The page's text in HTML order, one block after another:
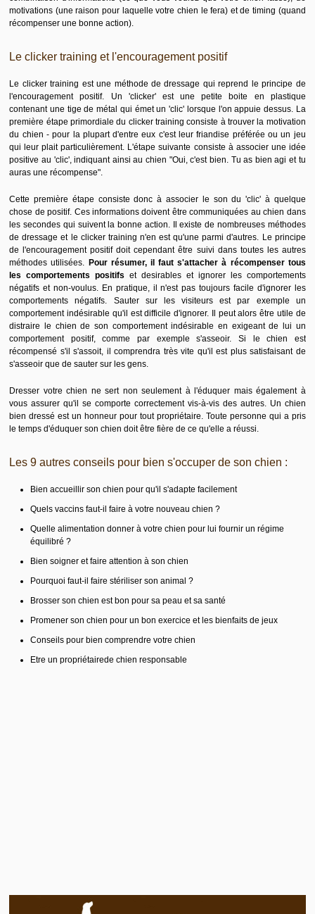
motivations (une raison pour laquelle votre chien le fera) et de timing (quand
récompenser une bonne action).
Le clicker training et l'encouragement positif
Le clicker training est une méthode de dressage qui reprend le principe de
l'encouragement positif. Un 'clicker' est une petite boite en plastique
contenant une tige de métal qui émet un 'clic' lorsque l'on appuie dessus. La
première étape primordiale du clicker training consiste à trouver la motivation
du chien - pour la plupart d'entre eux c'est leur friandise préférée ou un jeu
qui leur plait particulièrement. L'étape suivante consiste à associer une idée
positive au 'clic', indiquant ainsi au chien "Oui, c'est bien. Tu as bien agi et tu
auras une récompense".
Cette première étape consiste donc à associer le son du 'clic' à quelque
chose de positif. Ces informations doivent être communiquées au chien dans
les secondes qui suivent la bonne action. Il existe de nombreuses méthodes
de dressage et le clicker training n'en est qu'une parmi d'autres. Le principe
de l'encouragement positif doit cependant être suivi dans toutes les autres
méthodes utilisées. Pour résumer, il faut s'attacher à récompenser tous
les comportements positifs et desirables et ignorer les comportements
négatifs et non-voulus. En pratique, il n'est pas toujours facile d'ignorer les
comportements négatifs. Sauter sur les visiteurs est par exemple un
comportement indésirable qu'il est difficile d'ignorer. Il peut alors être utile de
distraire le chien de son comportement indésirable en exigeant de lui un
comportement positif, comme par exemple s'asseoir. Si le chien est
récompensé s'il s'assoit, il comprendra très vite qu'il est plus satisfaisant de
s'asseoir que de sauter sur les gens.
Dresser votre chien ne sert non seulement à l'éduquer mais également à
vous assurer qu'il se comporte correctement vis-à-vis des autres. Un chien
bien dressé est un honneur pour tout propriétaire. Toute personne qui a pris
le temps d'éduquer son chien doit être fière de ce qu'elle a réussi.
Les 9 autres conseils pour bien s'occuper de son chien :
Bien accueillir son chien pour qu'il s'adapte facilement
Quels vaccins faut-il faire à votre nouveau chien ?
Quelle alimentation donner à votre chien pour lui fournir un régime
équilibré ?
Bien soigner et faire attention à son chien
Pourquoi faut-il faire stériliser son animal ?
Brosser son chien est bon pour sa peau et sa santé
Promener son chien pour un bon exercice et les bienfaits de jeux
Conseils pour bien comprendre votre chien
Etre un propriétairede chien responsable